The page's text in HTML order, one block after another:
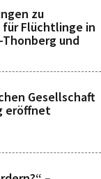
zu
Flüchtlinge in
und
Gesellschaft
eröffnet